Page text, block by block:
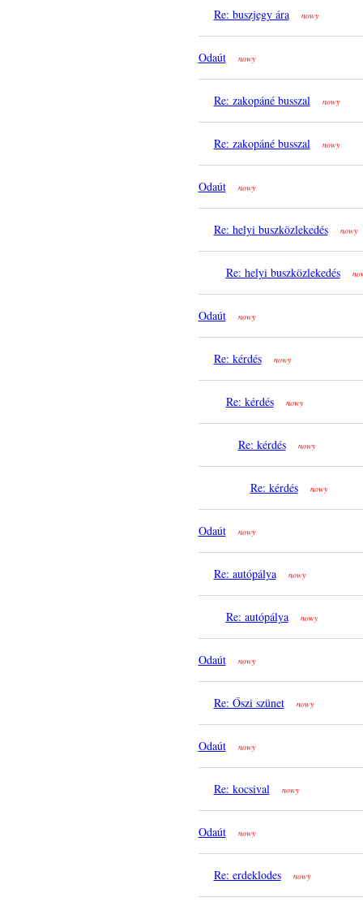
Re: buszjegy ára nowy
Odaút nowy
Re: zakopáné busszal nowy
Re: zakopáné busszal nowy
Odaút nowy
Re: helyi buszközlekedés nowy
Re: helyi buszközlekedés
Odaút nowy
Re: kérdés nowy
Re: kérdés nowy
Re: kérdés nowy
Re: kérdés nowy
Odaút nowy
Re: autópálya nowy
Re: autópálya nowy
Odaút nowy
Re: Őszi szünet nowy
Odaút nowy
Re: kocsival nowy
Odaút nowy
Re: erdeklodes nowy